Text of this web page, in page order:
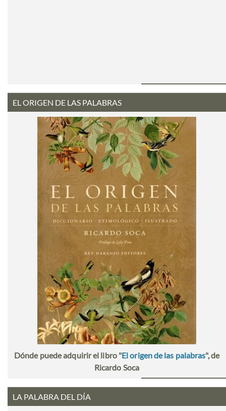
EL ORIGEN DE LAS PALABRAS
Dónde puede adquirir el libro "El origen de las palabras", de
Ricardo Soca
LA PALABRA DEL DÍA